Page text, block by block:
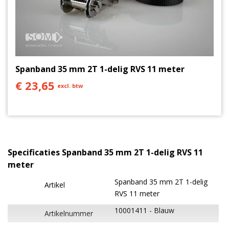
Spanband 35 mm 2T 1-delig RVS 11 meter
€ 23,65 excl. btw
Specificaties Spanband 35 mm 2T 1-delig RVS 11
meter
Artikel
Spanband 35 mm 2T 1-delig
RVS 11 meter
Artikelnummer 10001411 Blauw